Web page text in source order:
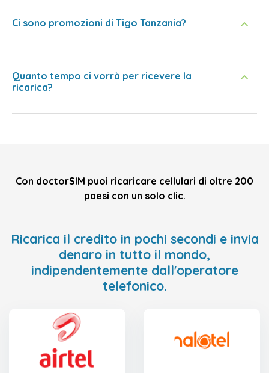
Ci sono promozioni di Tigo Tanzania?
Quanto tempo ci vorrà per ricevere la
ricarica?
Con doctorSIM puoi ricaricare cellulari di oltre 200
paesi con un solo clic.
Ricarica il credito in pochi secondi e invia
denaro in tutto il mondo,
indipendentemente dall'operatore
telefonico.